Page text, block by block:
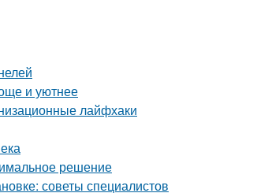
и уютнее
лайфхаки
решение
советы специалистов